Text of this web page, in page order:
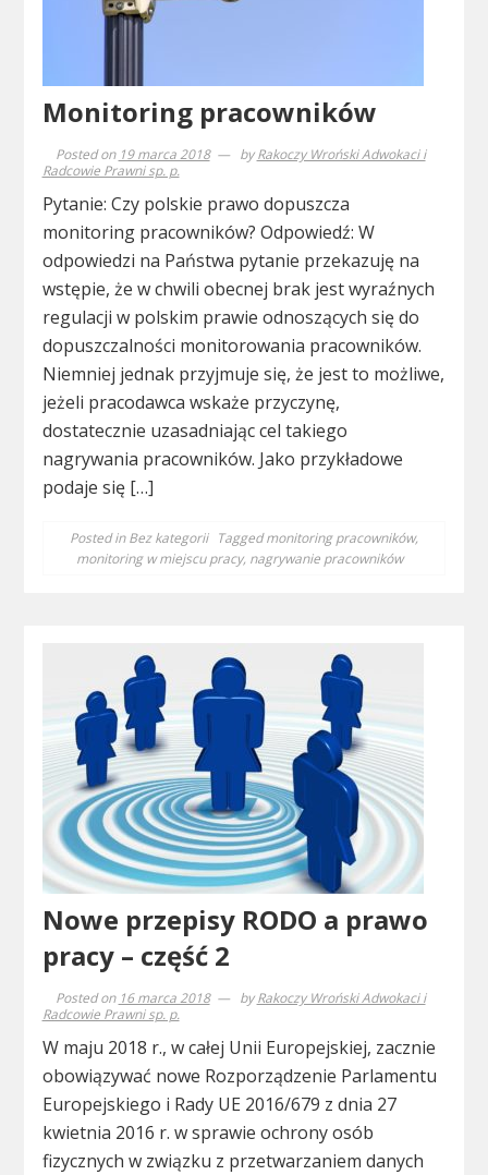
Monitoring pracowników
Posted on 19 marca 2018 byRakoczy Wroński Adwokaci i
Radcowie Prawni sp. p.
Pytanie: Czy polskie prawo dopuszcza
monitoring pracowników? Odpowiedź: W
odpowiedzi na Państwa pytanie przekazuję na
wstępie, że w chwili obecnej brak jest wyraźnych
regulacji w polskim prawie odnoszących się do
dopuszczalności monitorowania pracowników.
Niemniej jednak przyjmuje się, że jest to możliwe,
jeżeli pracodawca wskaże przyczynę,
dostatecznie uzasadniając cel takiego
nagrywania pracowników. Jako przykładowe
podaje się […]
Posted inBez kategorii Taggedmonitoring pracowników,
monitoring w miejscu pracy, nagrywanie pracowników
Nowe przepisy RODO a prawo
pracy – część 2
Posted on 16 marca 2018 byRakoczy Wroński Adwokaci i
Radcowie Prawni sp. p.
W maju 2018 r., w całej Unii Europejskiej, zacznie
obowiązywać nowe Rozporządzenie Parlamentu
Europejskiego i Rady UE 2016/679 z dnia 27
kwietnia 2016 r. w sprawie ochrony osób
fizycznych w związku z przetwarzaniem danych